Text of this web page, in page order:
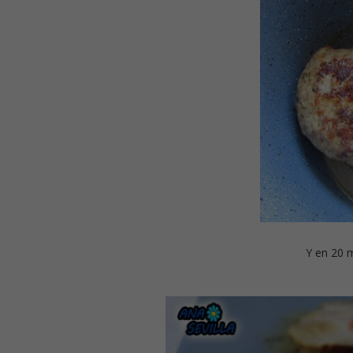
Y en 20